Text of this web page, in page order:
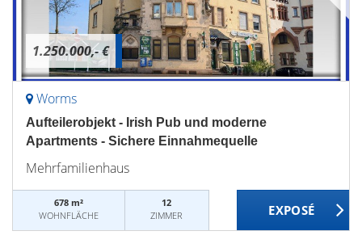
1.250.000,- €
Worms
Aufteilerobjekt - Irish Pub und moderne
Apartments - Sichere Einnahmequelle
Mehrfamilienhaus
678 m²
WOHNFLÄCHE
12
ZIMMER